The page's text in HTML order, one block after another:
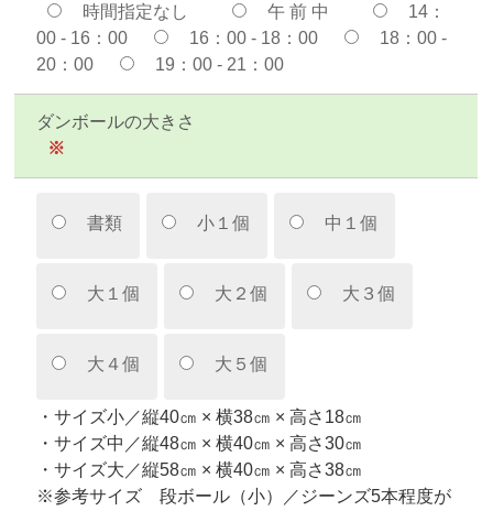
時間指定なし 午 前 中
14：
00 - 16：00
16：00 - 18：00
18：00 -
20：00
19：00 - 21：00
ダンボールの大きさ
※
書類 小１個 中１個
大１個 大２個 大３個
大４個 大５個
・サイズ小／縦40㎝ × 横38㎝ × 高さ18㎝
・サイズ中／縦48㎝ × 横40㎝ × 高さ30㎝
・サイズ大／縦58㎝ × 横40㎝ × 高さ38㎝
※参考サイズ 段ボール（小）／ジーンズ5本程度が